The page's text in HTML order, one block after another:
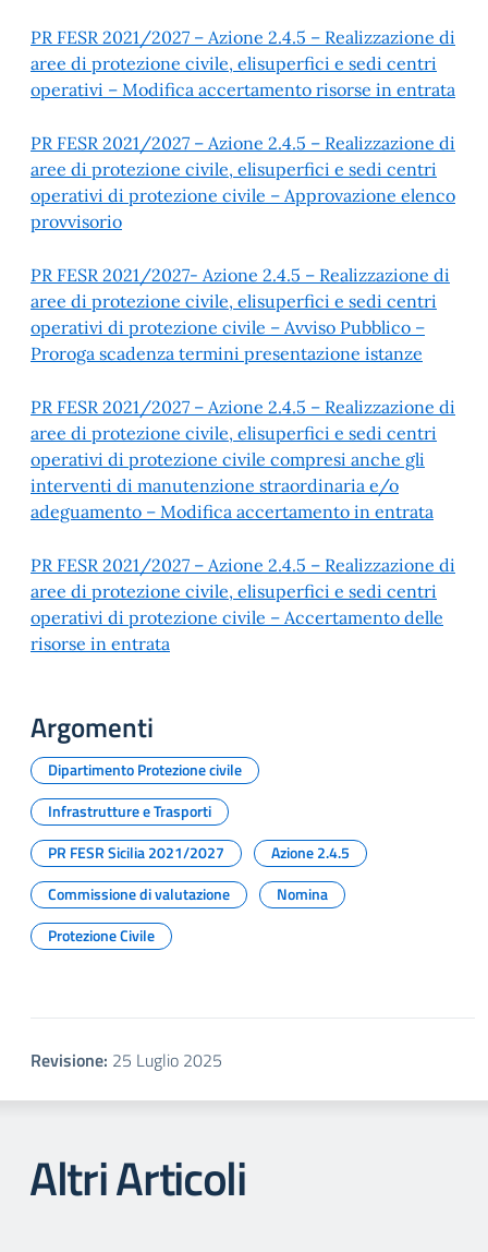
PR FESR 2021/2027 – Azione 2.4.5 – Realizzazione di
aree di protezione civile, elisuperfici e sedi centri
operativi – Modifica accertamento risorse in entrata
PR FESR 2021/2027 – Azione 2.4.5 – Realizzazione di
aree di protezione civile, elisuperfici e sedi centri
operativi di protezione civile – Approvazione elenco
provvisorio
PR FESR 2021/2027- Azione 2.4.5 – Realizzazione di
aree di protezione civile, elisuperfici e sedi centri
operativi di protezione civile – Avviso Pubblico –
Proroga scadenza termini presentazione istanze
PR FESR 2021/2027 – Azione 2.4.5 – Realizzazione di
aree di protezione civile, elisuperfici e sedi centri
operativi di protezione civile compresi anche gli
interventi di manutenzione straordinaria e/o
adeguamento – Modifica accertamento in entrata
PR FESR 2021/2027 – Azione 2.4.5 – Realizzazione di
aree di protezione civile, elisuperfici e sedi centri
operativi di protezione civile – Accertamento delle
risorse in entrata
Argomenti
Dipartimento Protezione civile
Infrastrutture e Trasporti
PR FESR Sicilia 2021/2027
Azione 2.4.5
Commissione di valutazione
Nomina
Protezione Civile
Revisione: 25 Luglio 2025
Altri Articoli